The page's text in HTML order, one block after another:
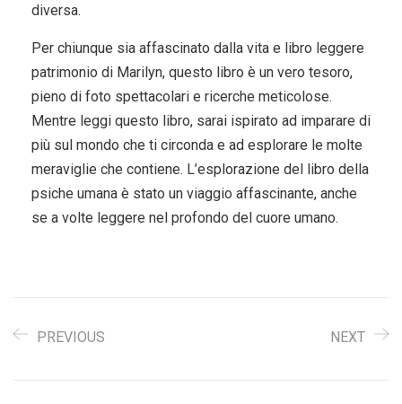
diversa.
Per chiunque sia affascinato dalla vita e libro leggere
patrimonio di Marilyn, questo libro è un vero tesoro,
pieno di foto spettacolari e ricerche meticolose.
Mentre leggi questo libro, sarai ispirato ad imparare di
più sul mondo che ti circonda e ad esplorare le molte
meraviglie che contiene. L’esplorazione del libro della
psiche umana è stato un viaggio affascinante, anche
se a volte leggere nel profondo del cuore umano.
PREVIOUS NEXT